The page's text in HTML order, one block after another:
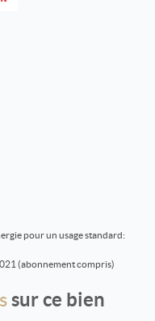
pour un usage standard:
(abonnement compris)
sur ce bien